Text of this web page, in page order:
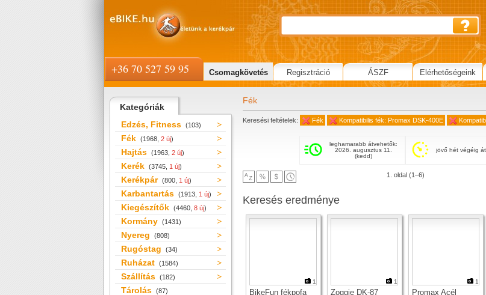
Kategóriák
Edzés, Fitness (103)
Fék (1968, 2 új)
Hajtás (1963, 2 új)
Kerék (3745, 1 új)
Kerékpár (800, 1 új)
Karbantartás (1913, 1 új)
Kiegészítők (4460, 8 új)
Kormány (1431)
Nyereg (808)
Rugóstag (34)
Ruházat (1584)
Szállítás (182)
Tárolás (87)
Fék
Keresési feltételek: Fék Kompatibilis fék: Promax DSK-400E
leghamarabb átvehetők:
2026. augusztus 11.
(kedd)
jövő hét végéig
1. oldal (1–6)
Keresés eredménye
1
BikeFun fékpofa
1
Zoggie DK-87
1
Promax Acél
+36 70 527 59 95 Csomagkövetés Regisztráció ÁSZF Elérhetőségeink